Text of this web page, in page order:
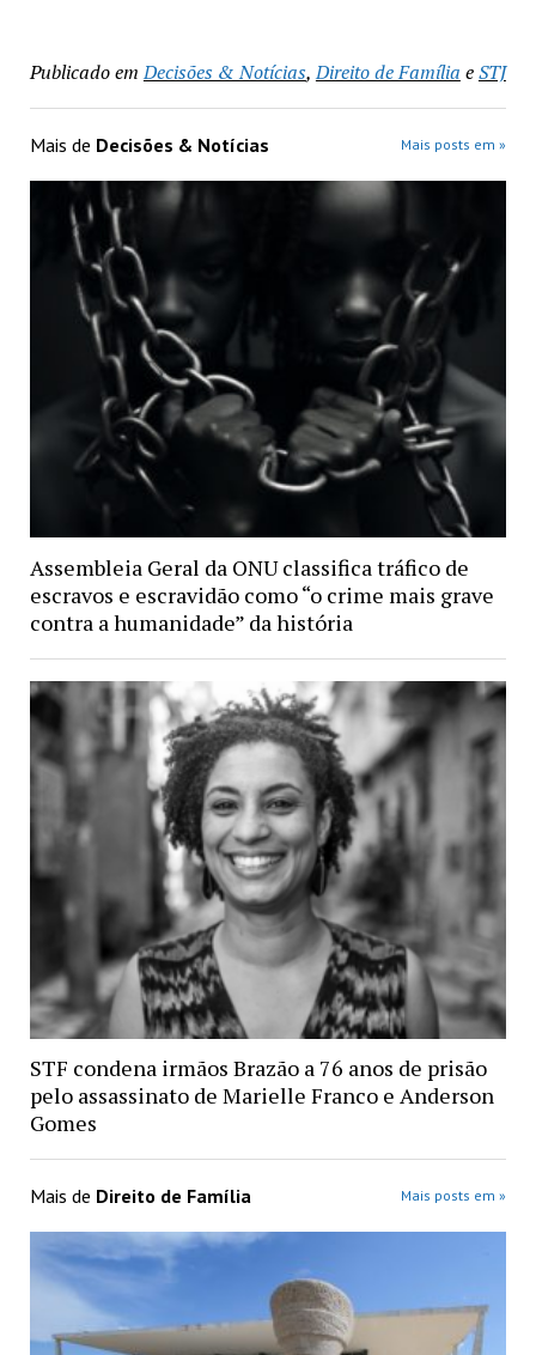
Publicado em Decisões & Notícias,Direito de Família eSTJ
Mais de Decisões & Notícias Mais posts em »
Assembleia Geral da ONU classifica tráfico de
escravos e escravidão como “o crime mais grave
contra a humanidade” da história
STF condena irmãos Brazão a 76 anos de prisão
pelo assassinato de Marielle Franco e Anderson
Gomes
Mais de Direito de Família Mais posts em »